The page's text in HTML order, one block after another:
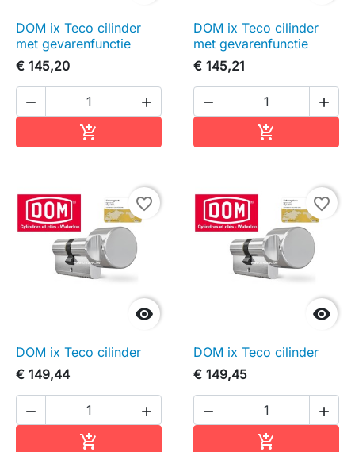
DOM ix Teco cilinder
met gevarenfunctie
€ 145,20
 

DOM ix Teco cilinder
met gevarenfunctie
€ 145,21
 


favorite_border
DOM ix Teco cilinder
€ 149,44
 


favorite_border
DOM ix Teco cilinder
€ 149,45
 
